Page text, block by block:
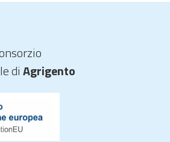
diAgrigento